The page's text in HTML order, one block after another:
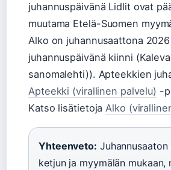
juhannuspäivänä Lidlit ovat
muutama Etelä-Suomen
Alko on juhannusaattona
juhannuspäivänä kiinni
sanomalehti)). Apteekkien
Apteekki (virallinen palvelu) -
Katso lisätietojaAlko
Yhteenveto:
ketjun ja myymälän